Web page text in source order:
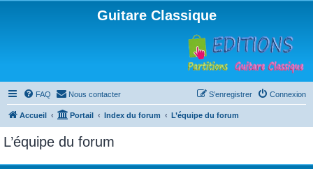
Guitare Classique
FAQ Nous contacter Connexion
S’enregistrer
Accueil Portail Index du forum L’équipe du forum
L’équipe du forum